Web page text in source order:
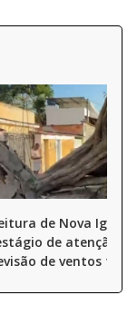
de Nova
de atenção
de ventos